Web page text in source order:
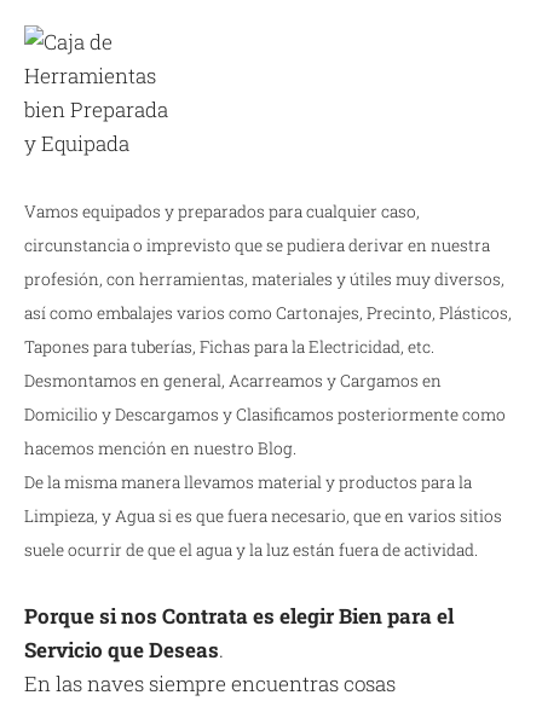
Vamos equipados y preparados para cualquier caso,
circunstancia o imprevisto que se pudiera derivar en nuestra
profesión, con herramientas, materiales y útiles muy diversos,
así como embalajes varios como Cartonajes, Precinto, Plásticos,
Tapones para tuberías, Fichas para la Electricidad, etc.
Desmontamos en general, Acarreamos y Cargamos en
Domicilio y Descargamos y Clasificamos posteriormente como
hacemos mención en nuestro Blog.
De la misma manera llevamos material y productos para la
Limpieza, y Agua si es que fuera necesario, que en varios sitios
suele ocurrir de que el agua y la luz están fuera de actividad.
Porque si nos Contrata es elegir Bien para el
Servicio que Deseas.
En las naves siempre encuentras cosas